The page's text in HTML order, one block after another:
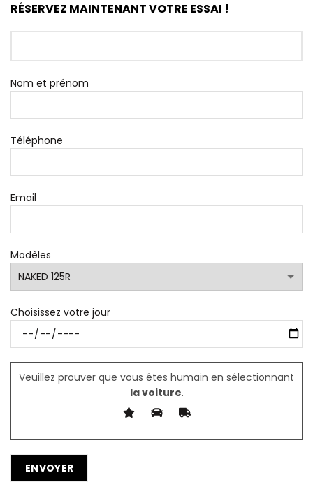
RÉSERVEZ MAINTENANT VOTRE ESSAI !
Nom et prénom
Téléphone
Email
Modèles
Choisissez votre jour
Veuillez prouver que vous êtes humain en sélectionnant
la voiture.